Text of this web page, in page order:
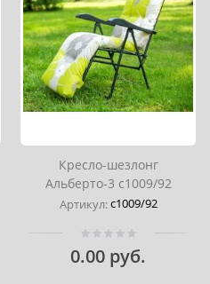
Кресло-шезлонг
Альберто-3 с1009/92
Артикул:с1009/92
0.00 руб.